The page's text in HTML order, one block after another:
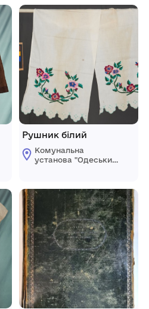
Рушник білий
Комунальна
установа "Одеський